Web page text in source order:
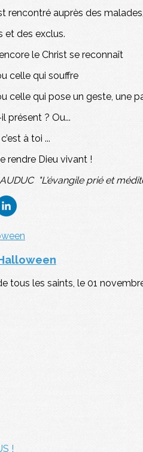
rencontré auprès des malades,
et des exclus.
le Christ se reconnaît
celle qui souffre
celle qui pose un geste, une
présent ? Ou...
à toi ...
rendre Dieu vivant !
"L'évangile prié et
tous les saints, le 01